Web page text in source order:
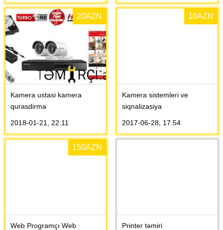
20AZN
Kamera ustasi kamera
qurasdirma
2018-01-21, 22:11
10AZN
Kamera sistemleri ve
siqnalizasiya
2017-06-28, 17:54
150AZN
Web Programçı Web
Printer təmiri